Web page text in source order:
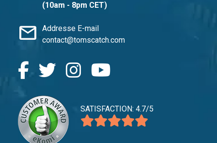
(10am - 8pm CET)
mail
Addresse E-mail
contact@tomscatch.com
SATISFACTION: 4.7/5